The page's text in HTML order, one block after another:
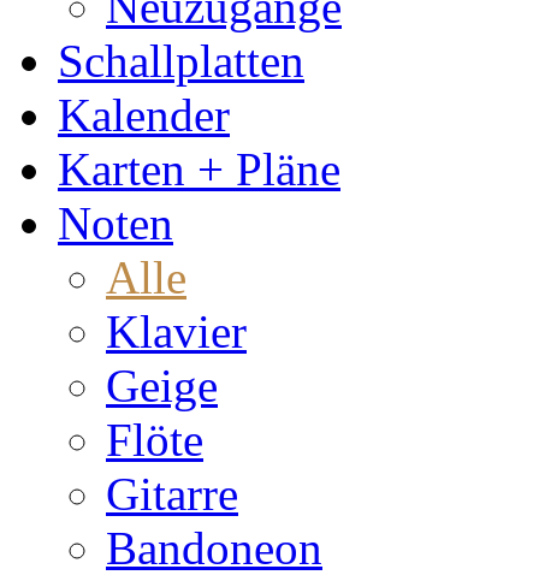
Schallplatten
Kalender
Karten + Pläne
Noten
Alle
Klavier
Geige
Flöte
Gitarre
Bandoneon